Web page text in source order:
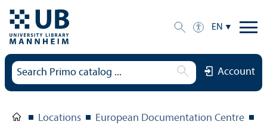
EN
Account
Locations European Documentation Centre